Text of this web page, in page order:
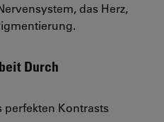
das Herz,
Durch
perfekten Kontrasts